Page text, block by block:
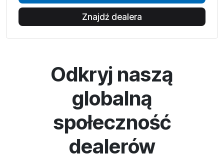
Znajdź dealera
Odkryj naszą
globalną
społeczność
dealerów